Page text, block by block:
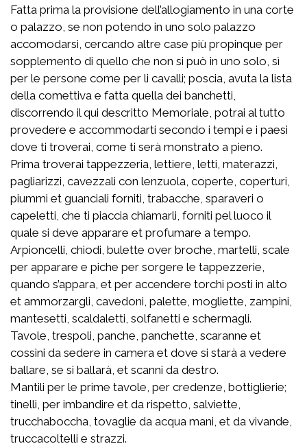
Fatta prima la provisione dell’allogiamento in una corte
o palazzo, se non potendo in uno solo palazzo
accomodarsi, cercando altre case più propinque per
sopplemento di quello che non si può in uno solo, sì
per le persone come per li cavalli; poscia, avuta la lista
della comettiva e fatta quella dei banchetti,
discorrendo il qui descritto Memoriale, potrai al tutto
provedere e accommodarti secondo i tempi e i paesi
dove ti troverai, come ti serà monstrato a pieno.
Prima troverai tappezzeria, lettiere, letti, materazzi,
pagliarizzi, cavezzali con lenzuola, coperte, coperturi,
piummi et guanciali forniti, trabacche, sparaveri o
capeletti, che ti piaccia chiamarli, forniti pel luoco il
quale si deve apparare et profumare a tempo.
Arpioncelli, chiodi, bulette over broche, martelli, scale
per apparare e piche per sorgere le tappezzerie,
quando s’appara, et per accendere torchi posti in alto
et ammorzargli, cavedoni, palette, mogliette, zampini,
mantesetti, scaldaletti, solfanetti e schermagli.
Tavole, trespoli, panche, panchette, scaranne et
cossini da sedere in camera et dove si starà a vedere
ballare, se si ballarà, et scanni da destro.
Mantili per le prime tavole, per credenze, bottiglierie;
tinelli, per imbandire et da rispetto, salviette,
trucchaboccha, tovaglie da acqua mani, et da vivande,
truccacoltelli e strazzi.